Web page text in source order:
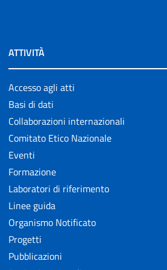
ATTIVITÀ
Accesso agli atti
Basi di dati
Collaborazioni internazionali
Comitato Etico Nazionale
Eventi
Formazione
Laboratori di riferimento
Linee guida
Organismo Notificato
Progetti
Pubblicazioni